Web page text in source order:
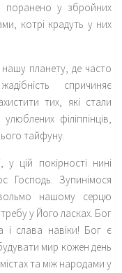
поранено у збройних
котрі крадуть у них
планету, де часто
спричиняє
тих, які стали
філіппінців,
тайфуну.
цій покірності нині
Господь. Зупинімося
нашому серцю
у Його ласках. Бог
і слава навіки! Бог є
мир кожен день
та між народами у